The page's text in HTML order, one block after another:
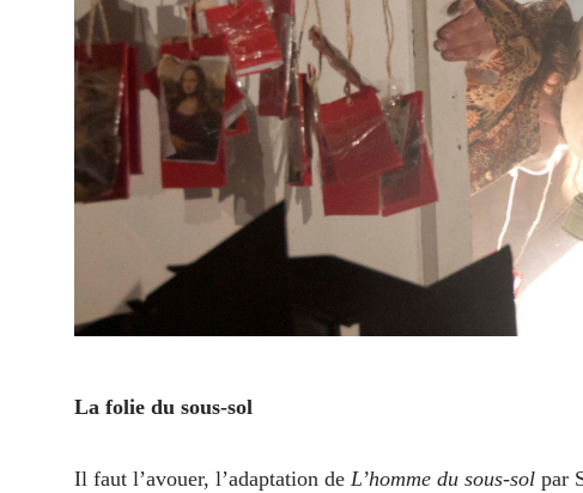
La folie du sous-sol
Il faut l’avouer, l’adaptation de L’homme du sous-sol par